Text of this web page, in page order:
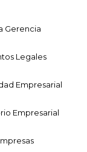
Gerencia
Legales
Empresarial
Empresarial